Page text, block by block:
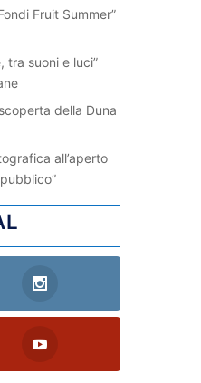
Fruit Summer”
tra suoni e luci”
della Duna
all’aperto